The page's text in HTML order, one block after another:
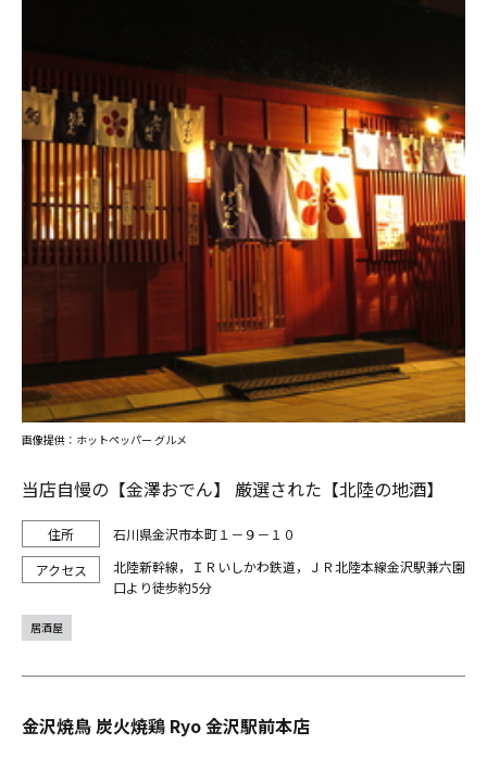
当店自慢の【金澤おでん】 厳選された【北陸の地酒】
石川県金沢市本町１－９－１０
北陸新幹線，ＩＲいしかわ鉄道，ＪＲ北陸本線金沢駅兼六園
口より徒歩約5分
画像提供：ホットペッパー グルメ
居酒屋
金沢焼鳥 炭火焼鶏 Ryo 金沢駅前本店